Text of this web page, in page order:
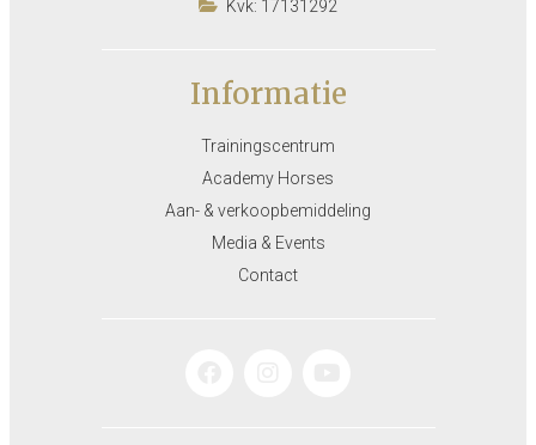
Kvk: 17131292
Informatie
Trainingscentrum
Academy Horses
Aan- & verkoopbemiddeling
Media & Events
Contact